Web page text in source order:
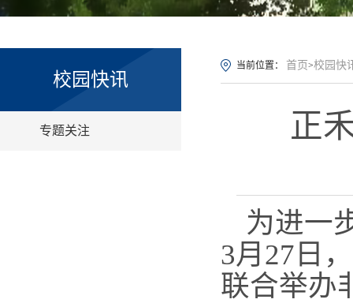
校园快讯
专题关注
当前位置： 首页>校园快
正
为进一
3月27日
联合举办